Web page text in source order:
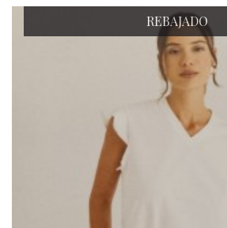
REBAJADO